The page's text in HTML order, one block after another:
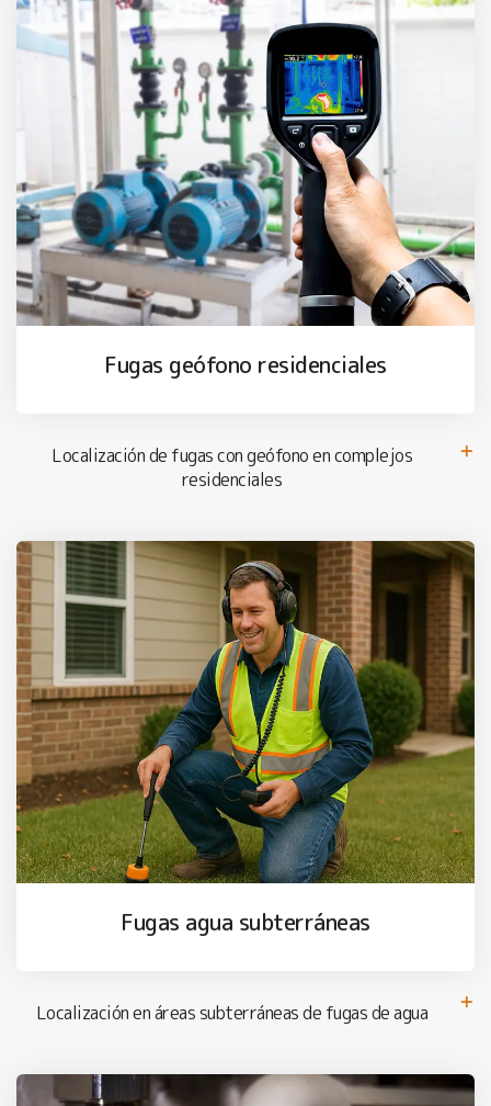
Fugas geófono residenciales
Localización de fugas con geófono en complejos
residenciales
Fugas agua subterráneas
Localización en áreas subterráneas de fugas de agua